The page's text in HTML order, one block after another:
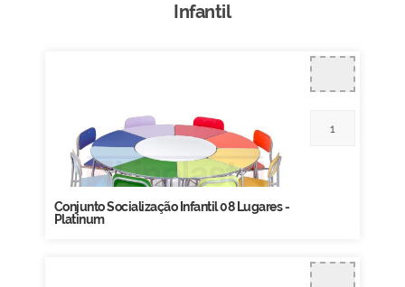
Infantil
Conjunto Socialização Infantil 08 Lugares -
Platinum